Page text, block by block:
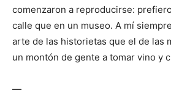
comenzaron a reproducirse:
calle que en un museo. A mí
arte de las historietas que el de las
un montón de gente a tomar vino y
—